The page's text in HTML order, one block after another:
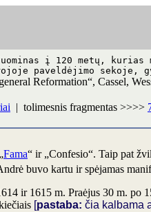
į 120 metų,
paveldėjimo sekoje,
Reformation“, Cassel,
| tolimesnis fragmentas >>>>
Fama“ ir „Confesio“. Taip pat
buvo kartu ir spėjamas
ir 1615 m. Praėjus 30 m. po
[pastaba: čia kalbama